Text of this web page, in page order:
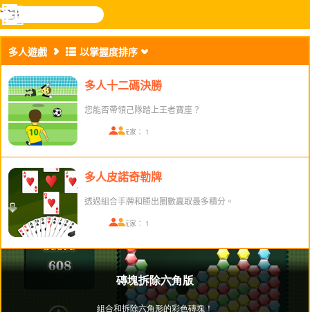
樂和遊
搜
尋
登入
功
能
多人遊戲 以掌握度排序
多人十二碼決勝
您能否帶領己隊踏上王者寶座？
在線玩家： 1
多人皮諾奇勒牌
透過組合手牌和勝出圈數贏取最多積分。
在線玩家： 1